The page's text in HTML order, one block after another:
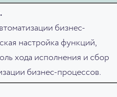
бизнес-
настройка функций,
хода исполнения и сбор
бизнес-процессов.